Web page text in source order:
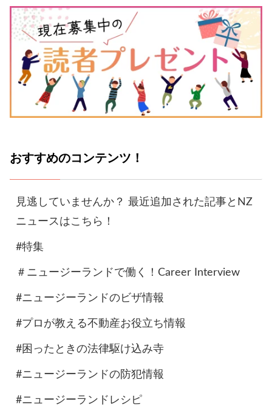
おすすめのコンテンツ！
見逃していませんか？ 最近追加された記事とNZ
ニュースはこちら！
#特集
＃ニュージーランドで働く！Career Interview
#ニュージーランドのビザ情報
#プロが教える不動産お役立ち情報
#困ったときの法律駆け込み寺
#ニュージーランドの防犯情報
#ニュージーランドレシピ